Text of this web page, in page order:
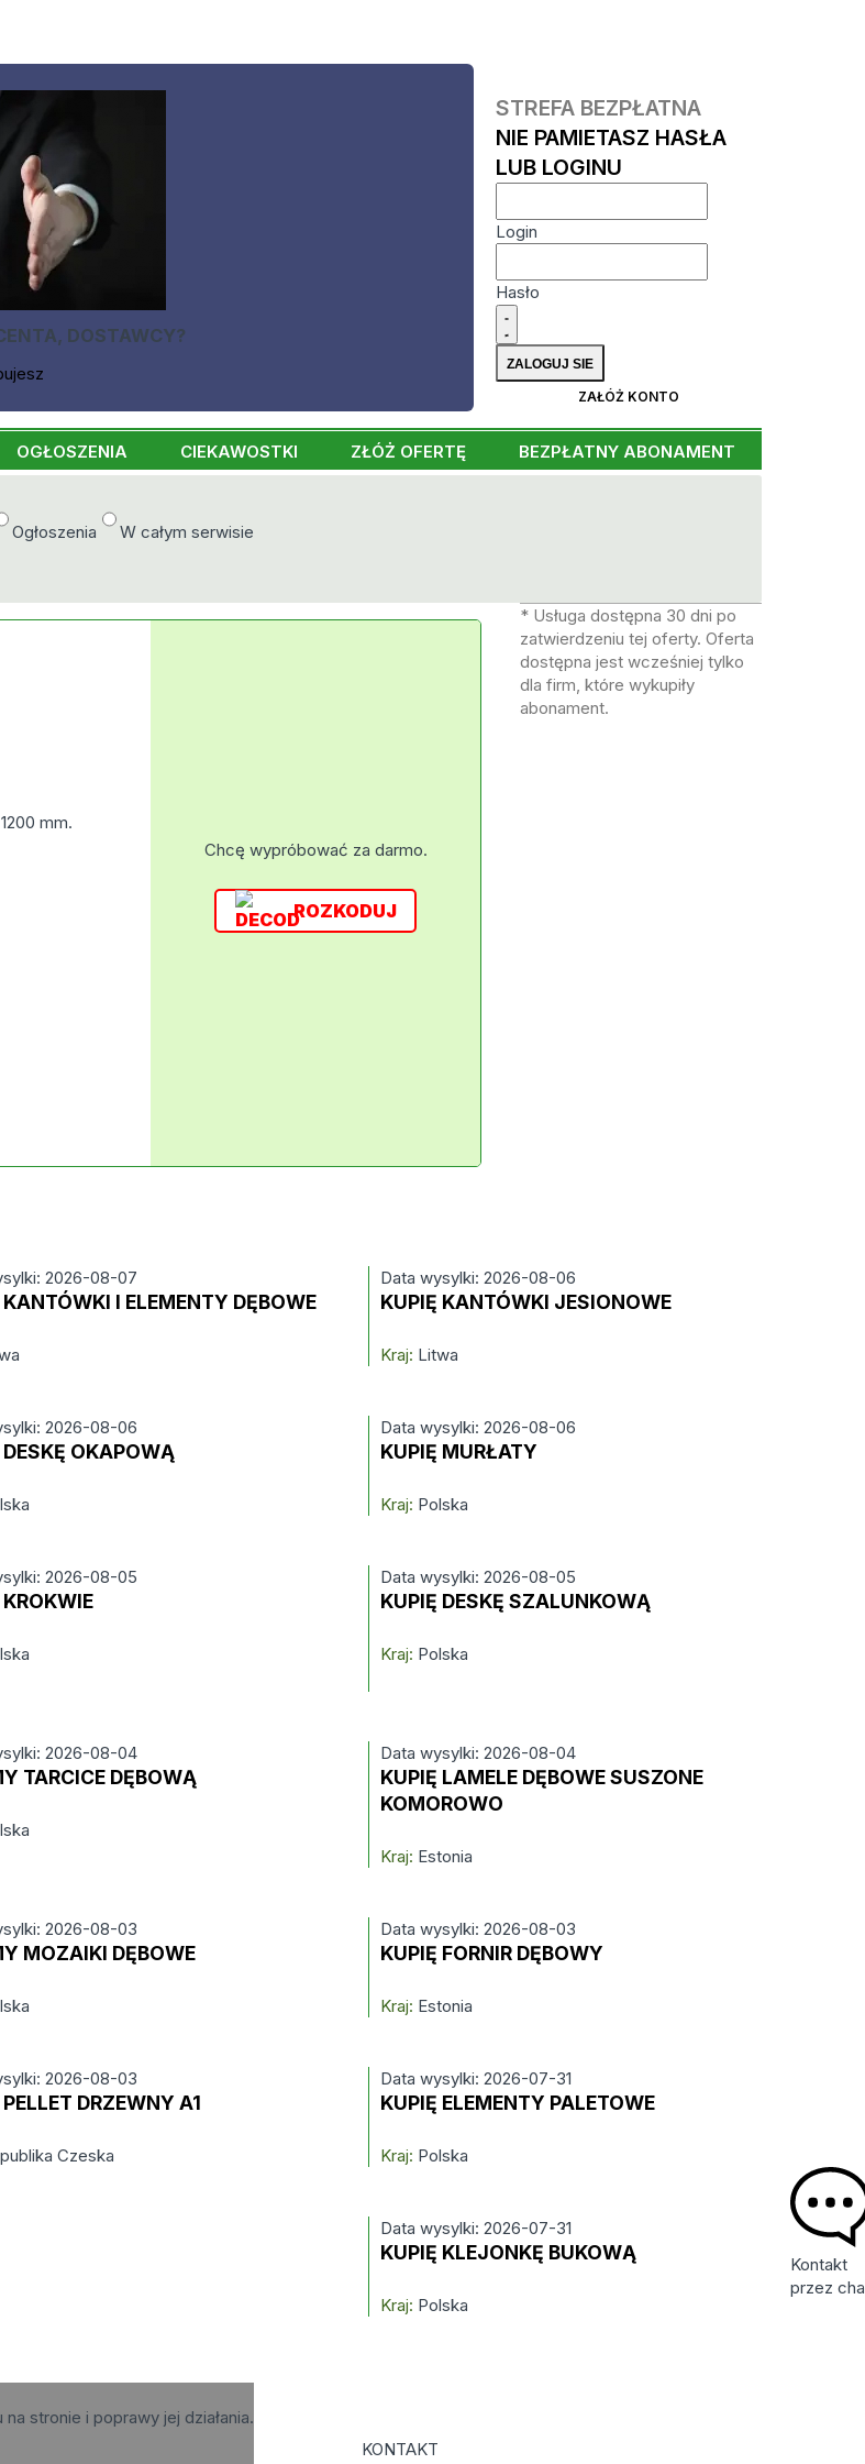
DOSTAWCY?
STREFA BEZPŁATNA
NIE PAMIETASZ HASŁA
LUB LOGINU
Login
Hasło
ZAŁÓŻ KONTO
OGŁOSZENIA CIEKAWOSTKI ZŁÓŻ OFERTĘ BEZPŁATNY ABONAMENT
Ogłoszenia W całym serwisie
mm.
Chcę wypróbować za darmo.
ROZKODUJ
* Usługa dostępna 30 dni po
zatwierdzeniu tej oferty. Oferta
dostępna jest wcześniej tylko
dla firm, które wykupiły
abonament.
2026-08-07
KANTÓWKI I ELEMENTY DĘBOWE
Data wysylki: 2026-08-06
KUPIĘ KANTÓWKI JESIONOWE
Kraj: Litwa
2026-08-06
DESKĘ OKAPOWĄ
Data wysylki: 2026-08-06
KUPIĘ MURŁATY
Kraj: Polska
2026-08-05 Data wysylki: 2026-08-05
KUPIĘ DESKĘ SZALUNKOWĄ
Kraj: Polska
2026-08-04
TARCICE DĘBOWĄ
Data wysylki: 2026-08-04
KUPIĘ LAMELE DĘBOWE SUSZONE
KOMOROWO
Kraj: Estonia
2026-08-03
MOZAIKI DĘBOWE
Data wysylki: 2026-08-03
KUPIĘ FORNIR DĘBOWY
Kraj: Estonia
2026-08-03
DRZEWNY A1
Czeska
Data wysylki: 2026-07-31
KUPIĘ ELEMENTY PALETOWE
Kraj: Polska
Data wysylki: 2026-07-31
KUPIĘ KLEJONKĘ BUKOWĄ
Kraj: Polska
Kontakt
przez
stronie i poprawy jej działania.
KONTAKT